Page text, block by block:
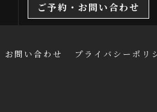
ご予約・お問い合わせ
お問い合わせ
プライバシーポリ